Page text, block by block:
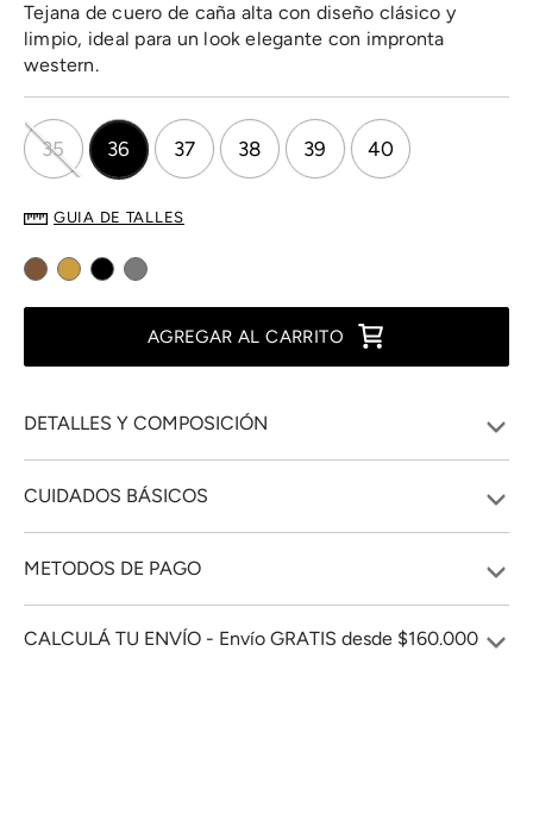
Tejana de cuero de caña alta con diseño clásico y
limpio, ideal para un look elegante con impronta
western.
35 36 37 38 39 40
GUIA DE TALLES
AGREGAR AL CARRITO
DETALLES Y COMPOSICIÓN
CUIDADOS BÁSICOS
METODOS DE PAGO
CALCULÁ TU ENVÍO - Envío GRATIS desde $160.000